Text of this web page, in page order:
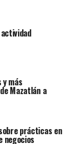
más
Mazatlán a
prácticas en
negocios